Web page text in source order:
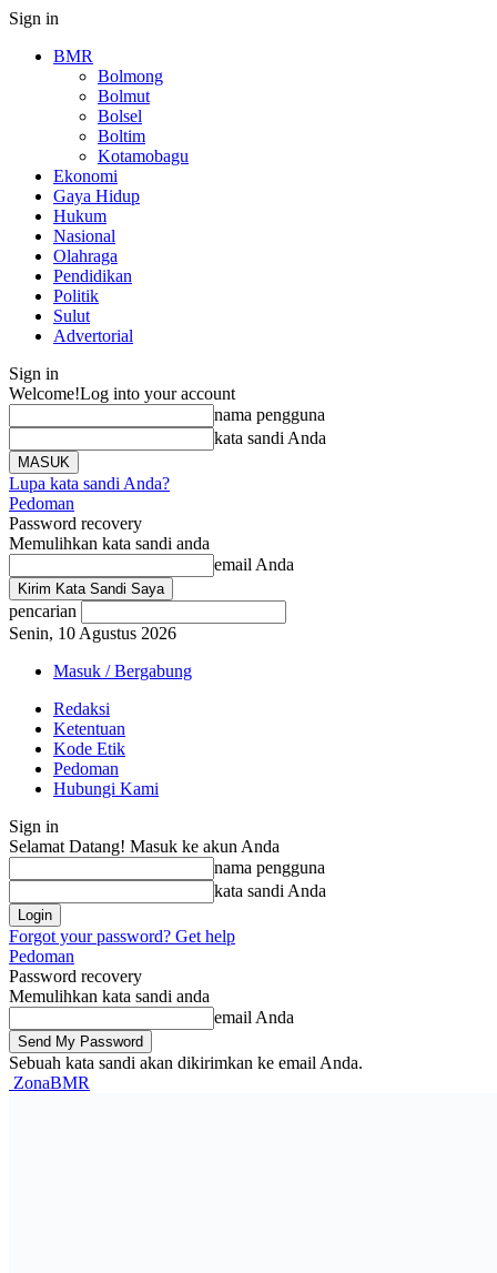
Sign in
BMR
Bolmong
Bolmut
Bolsel
Boltim
Kotamobagu
Ekonomi
Gaya Hidup
Hukum
Nasional
Olahraga
Pendidikan
Politik
Sulut
Advertorial
Sign in
Welcome!Log into your account
nama pengguna
kata sandi Anda
Lupa kata sandi Anda?
Pedoman
Password recovery
Memulihkan kata sandi anda
email Anda
pencarian
Senin, 10 Agustus 2026
Masuk / Bergabung
Redaksi
Ketentuan
Kode Etik
Pedoman
Hubungi Kami
Sign in
Selamat Datang! Masuk ke akun Anda
nama pengguna
kata sandi Anda
Forgot your password? Get help
Pedoman
Password recovery
Memulihkan kata sandi anda
email Anda
Sebuah kata sandi akan dikirimkan ke email Anda.
ZonaBMR